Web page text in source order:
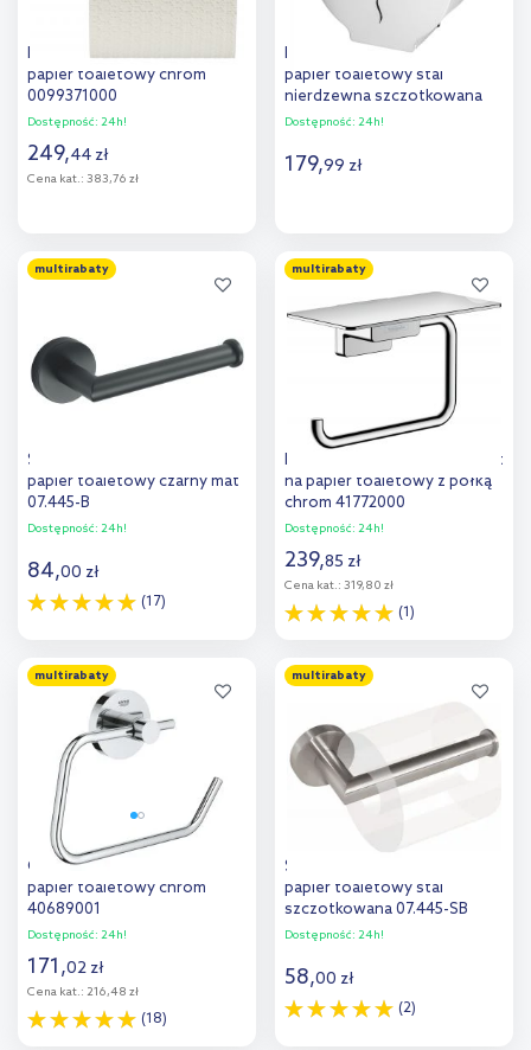
Duravit Starck T uchwyt na
papier toaletowy chrom
0099371000
Dostępność: 24h!
249,44 zł
Cena kat.: 383,76 zł
Dodaj do
Faneco Hit pojemnik na
papier toaletowy stal
nierdzewna szczotkowana
J25SJB
Dostępność: 24h!
179,99 zł
Dodaj do
porównania
multirabaty
Stella Classic uchwyt na
papier toaletowy czarny mat
07.445-B
Dostępność: 24h!
84,00 zł
(17)
Dodaj do
porównania
multirabaty
Hansgrohe AddStoris uchwyt
na papier toaletowy z półką
chrom 41772000
Dostępność: 24h!
239,85 zł
Cena kat.: 319,80 zł
(1)
Dodaj do
porównania
multirabaty
Grohe Essentials uchwyt na
papier toaletowy chrom
40689001
Dostępność: 24h!
171,02 zł
Cena kat.: 216,48 zł
(18)
multirabaty
Stella Classic uchwyt na
papier toaletowy stal
szczotkowana 07.445-SB
Dostępność: 24h!
58,00 zł
(2)